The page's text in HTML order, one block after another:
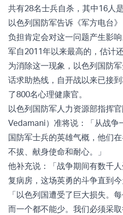
共有28名士兵自杀，其中16人是
以色列国防军告诉《军方电台
负担肯定会对这一问题产生影
军自2011年以来最高的，估计
为消除这一现象，以色列国防
话求助热线，自开战以来已接
了800名心理健康官。
以色列国防军人力资源部指挥
Vedamani）准将说：「从战争
国防军士兵的英雄气概，他们
不拔、献身使命和耐心。」
他补充说：「战争期间有数千
复病房，这场英勇的斗争直到今
「以色列国遭受了巨大损失。
而一个都不能少。我们必须采